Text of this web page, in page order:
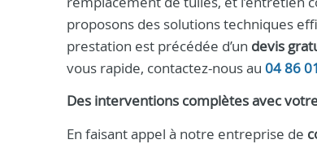
proposons des solutions techniques
prestation est précédée d’un devis
vous rapide, contactez-nous au 04 86
Des interventions complètes avec
En faisant appel à notre entreprise de